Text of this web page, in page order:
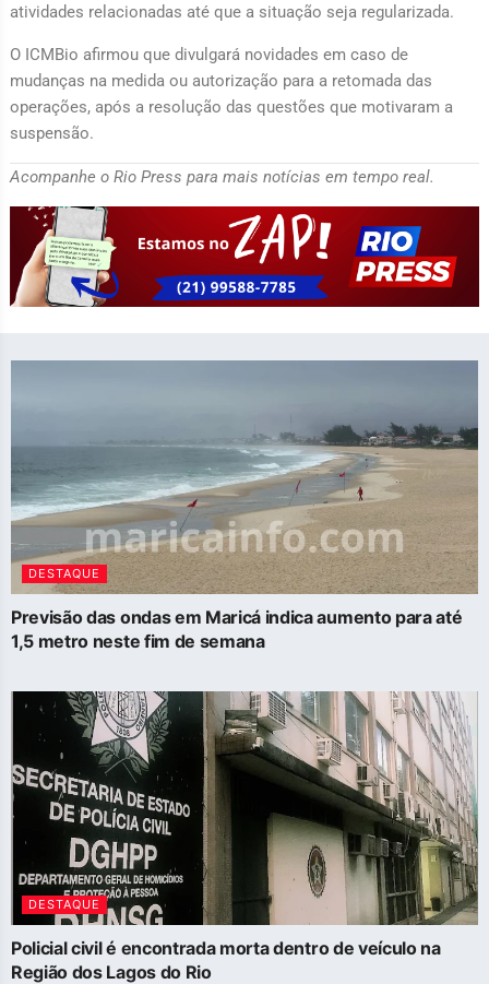
atividades relacionadas até que a situação seja regularizada.
O ICMBio afirmou que divulgará novidades em caso de
mudanças na medida ou autorização para a retomada das
operações, após a resolução das questões que motivaram a
suspensão.
Acompanhe o Rio Press para mais notícias em tempo real.
DESTAQUE
Previsão das ondas em Maricá indica aumento para até
1,5 metro neste fim de semana
DESTAQUE
Policial civil é encontrada morta dentro de veículo na
Região dos Lagos do Rio